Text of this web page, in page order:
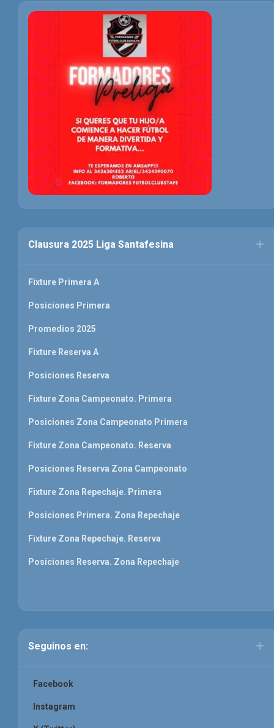
Clausura 2025 Liga Santafesina
Fixture Primera A
Posiciones Primera
Promedios 2025
Fixture Reserva A
Posiciones Reserva
Fixture Zona Campeonato. Primera
Posiciones Zona Campeonato Primera
Fixture Zona Campeonato. Reserva
Posiciones Reserva Zona Campeonato
Fixture Zona Repechaje. Primera
Posiciones Primera. Zona Repechaje
Fixture Zona Repechaje. Reserva
Posiciones Reserva. Zona Repechaje
Seguinos en:
Facebook
Instagram